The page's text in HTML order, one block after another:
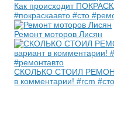
Как происходит
#покраскаавто #сто
Ремонт моторов Лисян
СКОЛЬКО СТОИЛ РЕМОНТ
в комментарии! #rcm